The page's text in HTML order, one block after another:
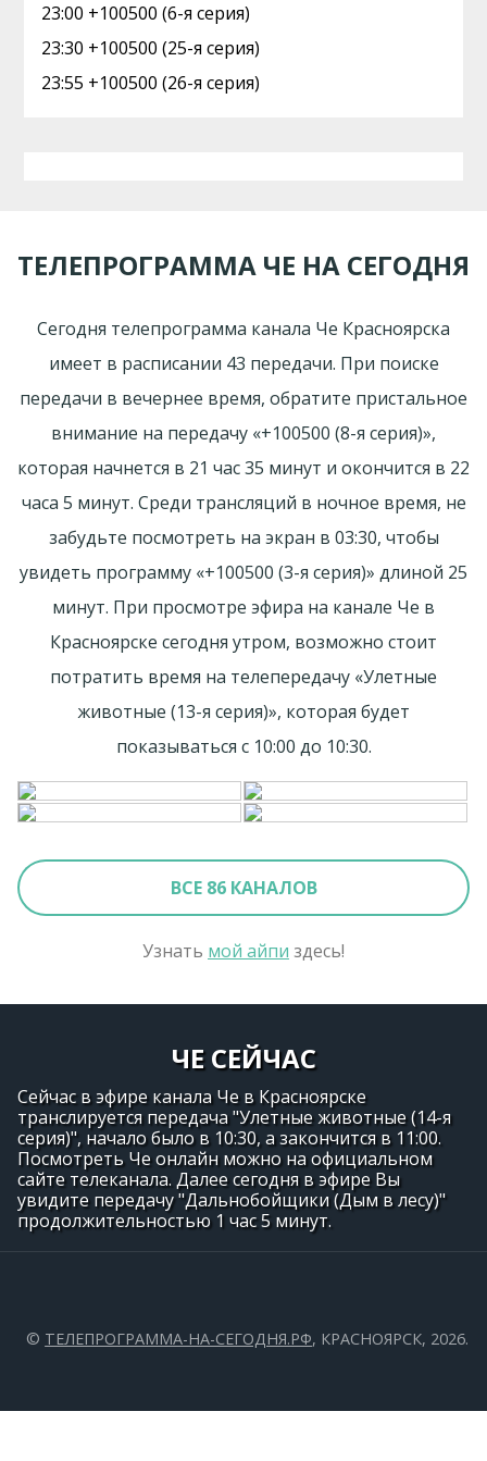
23:00 +100500 (6-я серия)
23:30 +100500 (25-я серия)
23:55 +100500 (26-я серия)
ТЕЛЕПРОГРАММА ЧЕ НА СЕГОДНЯ
Сегодня телепрограмма канала Че Красноярска
имеет в расписании 43 передачи. При поиске
передачи в вечернее время, обратите пристальное
внимание на передачу «+100500 (8-я серия)»,
которая начнется в 21 час 35 минут и окончится в 22
часа 5 минут. Среди трансляций в ночное время, не
забудьте посмотреть на экран в 03:30, чтобы
увидеть программу «+100500 (3-я серия)» длиной 25
минут. При просмотре эфира на канале Че в
Красноярске сегодня утром, возможно стоит
потратить время на телепередачу «Улетные
животные (13-я серия)», которая будет
показываться с 10:00 до 10:30.
ВСЕ 86 КАНАЛОВ
Узнать мой айпи здесь!
ЧЕ СЕЙЧАС
Сейчас в эфире канала Че в Красноярске
транслируется передача "Улетные животные (14-я
серия)", начало было в 10:30, а закончится в 11:00.
Посмотреть Че онлайн можно на официальном
сайте телеканала. Далее сегодня в эфире Вы
увидите передачу "Дальнобойщики (Дым в лесу)"
продолжительностью 1 час 5 минут.
© ТЕЛЕПРОГРАММА-НА-СЕГОДНЯ.РФ, КРАСНОЯРСК, 2026.